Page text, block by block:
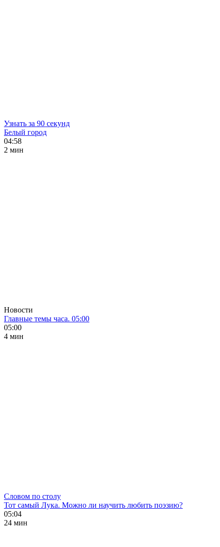
Узнать за 90 секунд
Белый город
04:58
2 мин
Новости
Главные темы часа. 05:00
05:00
4 мин
Словом по столу
Тот самый Лука. Можно ли научить любить поэзию?
05:04
24 мин